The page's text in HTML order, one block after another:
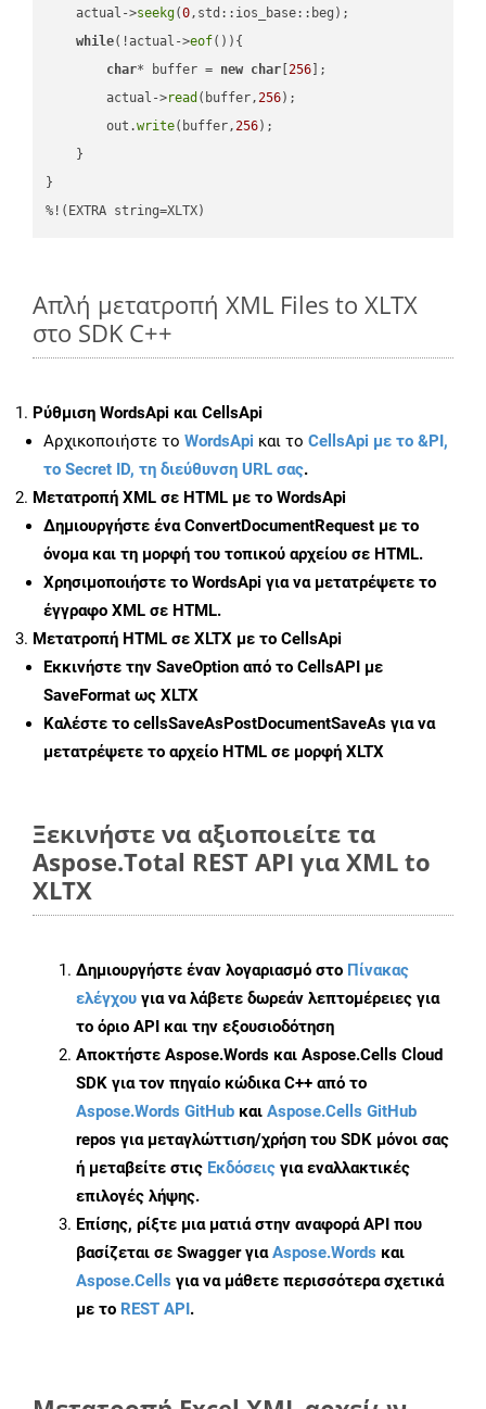
    actual->
seekg(0,std::ios_base::beg);
while(!actual->eof()){
char* buffer = new char [256 ];
        actual->
read (buffer,256);
        out.
write(buffer,256);
    }
}
%!(EXTRA string=XLTX)
Απλή μετατροπή XML Files to XLTX
στο SDK C++
Ρύθμιση WordsApi και CellsApi
Αρχικοποιήστε το WordsApi και το CellsApi με το &PI,
το Secret ID, τη διεύθυνση URL σας.
Μετατροπή XML σε HTML με το WordsApi
Δημιουργήστε έναConvertDocumentRequest με το
όνομα και τη μορφή του τοπικού αρχείου σε HTML.
Χρησιμοποιήστε το WordsApi για να μετατρέψετε το
έγγραφο XML σε HTML.
Μετατροπή HTML σε XLTX με το CellsApi
Εκκινήστε την SaveOption από το CellsAPI με
SaveFormat ως XLTX
Καλέστε το cellsSaveAsPostDocumentSaveAs για να
μετατρέψετε το αρχείο HTML σε μορφή XLTX
Ξεκινήστε να αξιοποιείτε τα
Aspose.Total REST API για XML to
XLTX
Δημιουργήστε έναν λογαριασμό στο Πίνακας
ελέγχου για να λάβετε δωρεάν λεπτομέρειες για
το όριο API και την εξουσιοδότηση
Αποκτήστε Aspose.Words και Aspose.Cells Cloud
SDK για τον πηγαίο κώδικα C++ από το
Aspose.Words GitHub και Aspose.Cells GitHub
repos για μεταγλώττιση/χρήση του SDK μόνοι σας
ή μεταβείτε στις Εκδόσεις για εναλλακτικές
επιλογές λήψης.
Επίσης, ρίξτε μια ματιά στην αναφορά API που
βασίζεται σε Swagger γιαAspose.Words και
Aspose.Cells για να μάθετε περισσότερα σχετικά
με το REST API.